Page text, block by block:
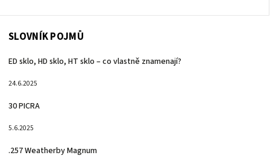
SLOVNÍK POJMŮ
ED sklo, HD sklo, HT sklo – co vlastně znamenají?
24.6.2025
30 PICRA
5.6.2025
.257 Weatherby Magnum